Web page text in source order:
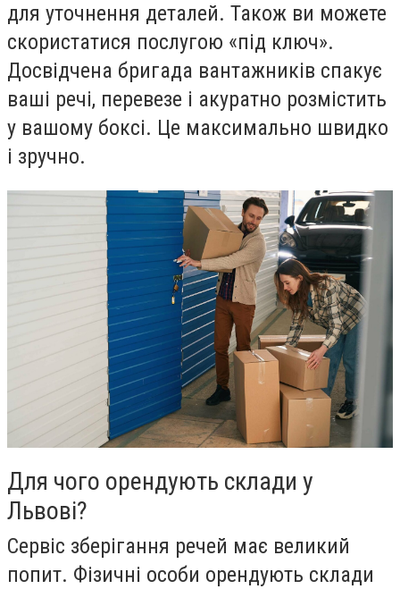
для уточнення деталей. Також ви можете
скористатися послугою «під ключ».
Досвідчена бригада вантажників спакує
ваші речі, перевезе і акуратно розмістить
у вашому боксі. Це максимально швидко
і зручно.
Для чого орендують склади у
Львові?
Сервіс зберігання речей має великий
попит. Фізичні особи орендують склади